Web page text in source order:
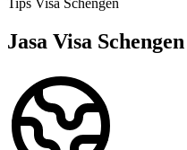
Tips Visa Schengen
Jasa Visa